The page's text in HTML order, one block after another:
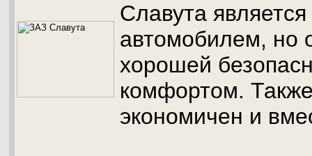
Славута
автомобилем, но
хорошей
комфортом.
экономичен и